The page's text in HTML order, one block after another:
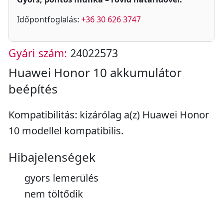
Időpontfoglalás: +36 30 626 3747
Gyári szám: 24022573
Huawei Honor 10 akkumulátor
beépítés
Kompatibilitás: kizárólag a(z) Huawei Honor
10 modellel kompatibilis.
Hibajelenségek
gyors lemerülés
nem töltődik